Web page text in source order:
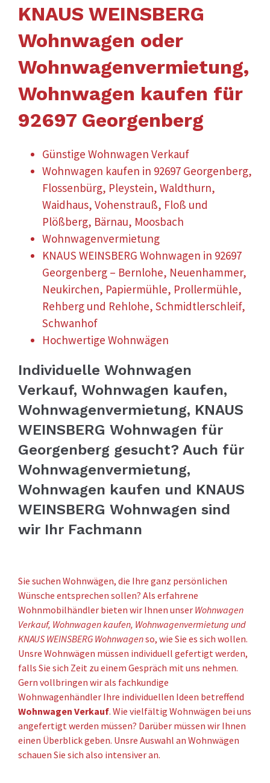
KNAUS WEINSBERG
Wohnwagen oder
Wohnwagenvermietung,
Wohnwagen kaufen für
92697 Georgenberg
Günstige Wohnwagen Verkauf
Wohnwagen kaufen in 92697 Georgenberg,
Flossenbürg, Pleystein, Waldthurn,
Waidhaus, Vohenstrauß, Floß und
Plößberg, Bärnau, Moosbach
Wohnwagenvermietung
KNAUS WEINSBERG Wohnwagen in 92697
Georgenberg – Bernlohe, Neuenhammer,
Neukirchen, Papiermühle, Prollermühle,
Rehberg und Rehlohe, Schmidtlerschleif,
Schwanhof
Hochwertige Wohnwägen
Individuelle Wohnwagen
Verkauf, Wohnwagen kaufen,
Wohnwagenvermietung, KNAUS
WEINSBERG Wohnwagen für
Georgenberg gesucht? Auch für
Wohnwagenvermietung,
Wohnwagen kaufen und KNAUS
WEINSBERG Wohnwagen sind
wir Ihr Fachmann
Sie suchen Wohnwägen, die Ihre ganz persönlichen
Wünsche entsprechen sollen? Als erfahrene
Wohnmobilhändler bieten wir Ihnen unser Wohnwagen
Verkauf, Wohnwagen kaufen, Wohnwagenvermietung und
KNAUS WEINSBERG Wohnwagenso, wie Sie es sich wollen.
Unsre Wohnwägen müssen individuell gefertigt werden,
falls Sie sich Zeit zu einem Gespräch mit uns nehmen.
Gern vollbringen wir als fachkundige
Wohnwagenhändler Ihre individuellen Ideen betreffend
Wohnwagen Verkauf. Wie vielfältig Wohnwägen bei uns
angefertigt werden müssen? Darüber müssen wir Ihnen
einen Überblick geben. Unsre Auswahl an Wohnwägen
schauen Sie sich also intensiver an.